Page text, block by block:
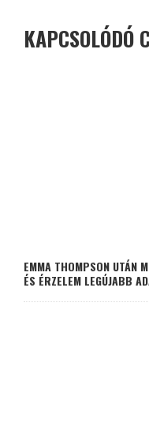
KAPCSOLÓDÓ
EMMA THOMPSON UTÁN
ÉS ÉRZELEM LEGÚJABB